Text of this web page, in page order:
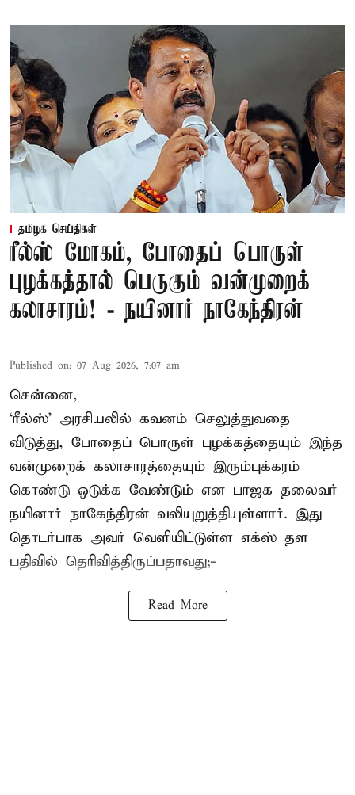
தமிழக செய்திகள்
ரீல்ஸ் மோகம், போதைப் பொருள்
புழக்கத்தால் பெருகும் வன்முறைக்
கலாசாரம்! - நயினார் நாகேந்திரன்
Published on: 07 Aug 2026, 7:07 am
சென்னை,
‘ரீல்ஸ்’ அரசியலில் கவனம் செலுத்துவதை
விடுத்து, போதைப் பொருள் புழக்கத்தையும் இந்த
வன்முறைக் கலாசாரத்தையும் இரும்புக்கரம்
கொண்டு ஒடுக்க வேண்டும் என பாஜக தலைவர்
நயினார் நாகேந்திரன் வலியுறுத்தியுள்ளார். இது
தொடர்பாக அவர் வெளியிட்டுள்ள எக்ஸ் தள
பதிவில் தெரிவித்திருப்பதாவது;-
Read More